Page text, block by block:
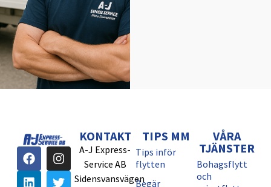
KONTAKT
A-J Express-
Service AB
Sidensvansvägen
TIPS MM
Tips inför
flytten
Begär
VÅRA
TJÄNSTER
Bohagsflytt
och